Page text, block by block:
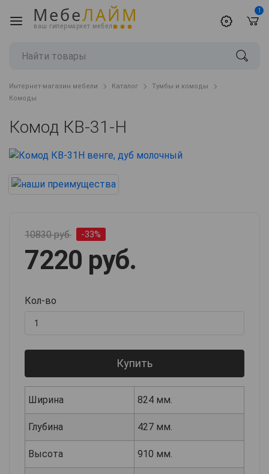
МебеЛАЙМ
ваш гипермаркет мебели
1
Интернет-магазин мебели Каталог
Тумбы и комоды
Комоды
Комод КВ-31-Н
10830 руб. -33%
7220 руб.
Кол-во
Купить
Ширина 824 мм.
Глубина 427 мм.
Высота 910 мм.